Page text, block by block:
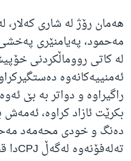
هه‌مان رۆژ له‌ شاری که‌لار،
مه‌حمود، په‌یامنێری
له‌ کاتی رووماڵکردنی
راگیراوه‌ و دواتر به‌ بێ
بکرێت ئازاد کراوە،
دەنگ و خودی محەمەد
تەلەفۆنەوە لەگەڵ CPJدا قسەی کردووە.